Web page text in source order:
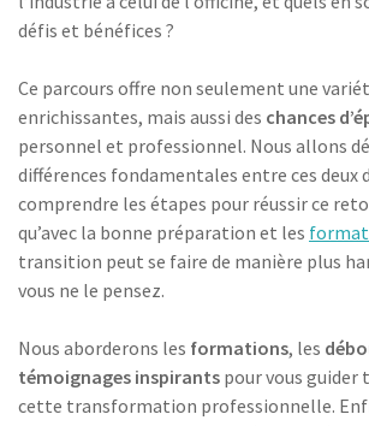
défis et bénéfices ?
Ce parcours offre non seulement une
enrichissantes, mais aussi des chances
personnel et professionnel. Nous allons
différences fondamentales entre ces deux
comprendre les étapes pour réussir ce
qu’avec la bonne préparation et les
transition peut se faire de manière plus
vous ne le pensez.
Nous aborderons les formations, les
témoignages inspirants pour vous guider
cette transformation professionnelle.